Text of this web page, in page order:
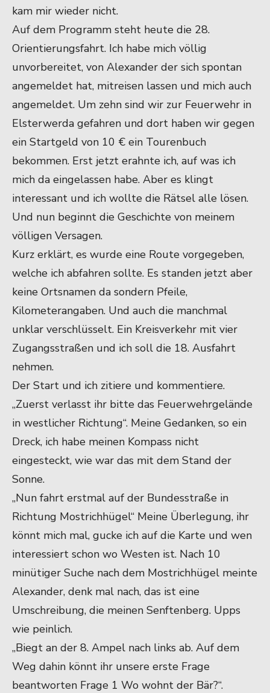
kam mir wieder nicht.
Auf dem Programm steht heute die 28.
Orientierungsfahrt. Ich habe mich völlig
unvorbereitet, von Alexander der sich spontan
angemeldet hat, mitreisen lassen und mich auch
angemeldet. Um zehn sind wir zur Feuerwehr in
Elsterwerda gefahren und dort haben wir gegen
ein Startgeld von 10 € ein Tourenbuch
bekommen. Erst jetzt erahnte ich, auf was ich
mich da eingelassen habe. Aber es klingt
interessant und ich wollte die Rätsel alle lösen.
Und nun beginnt die Geschichte von meinem
völligen Versagen.
Kurz erklärt, es wurde eine Route vorgegeben,
welche ich abfahren sollte. Es standen jetzt aber
keine Ortsnamen da sondern Pfeile,
Kilometerangaben. Und auch die manchmal
unklar verschlüsselt. Ein Kreisverkehr mit vier
Zugangsstraßen und ich soll die 18. Ausfahrt
nehmen.
Der Start und ich zitiere und kommentiere.
„Zuerst verlasst ihr bitte das Feuerwehrgelände
in westlicher Richtung“. Meine Gedanken, so ein
Dreck, ich habe meinen Kompass nicht
eingesteckt, wie war das mit dem Stand der
Sonne.
„Nun fahrt erstmal auf der Bundesstraße in
Richtung Mostrichhügel“ Meine Überlegung, ihr
könnt mich mal, gucke ich auf die Karte und wen
interessiert schon wo Westen ist. Nach 10
minütiger Suche nach dem Mostrichhügel meinte
Alexander, denk mal nach, das ist eine
Umschreibung, die meinen Senftenberg. Upps
wie peinlich.
„Biegt an der 8. Ampel nach links ab. Auf dem
Weg dahin könnt ihr unsere erste Frage
beantworten Frage 1 Wo wohnt der Bär?“.